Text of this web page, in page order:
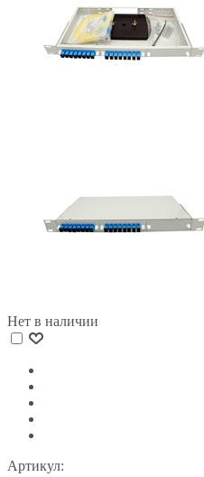
Нет в наличии
Артикул: